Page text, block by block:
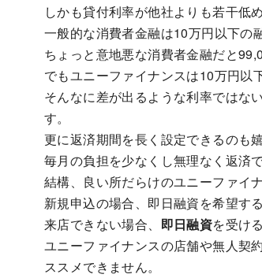
しかも貸付利率が他社よりも若干低
一般的な消費者金融は10万円以下の
ちょっと意地悪な消費者金融だと
でもユニーファイナンスは10万円以
そんなに差が出るような利率ではな
す。
更に返済期間を長く設定できるのも
毎月の負担を少なくし無理なく返済
結構、良い所だらけのユニーファイ
新規申込の場合、即日融資を希望す
来店できない場合、 即日融資を受け
ユニーファイナンスの店舗や無人契
ススメできません。